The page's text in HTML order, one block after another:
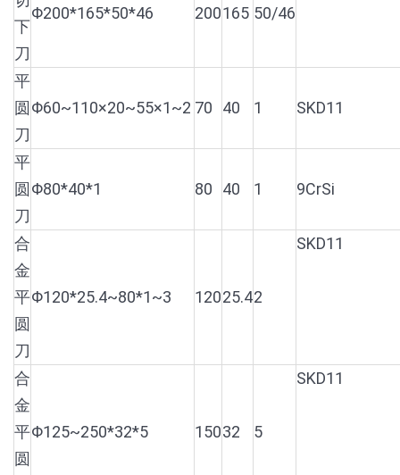
下
刀
Φ200*165*50*46 200165 50/46
平
圆
刀
Φ60~110×20~55×1~2 70 40 1 SKD11
平
圆
刀
Φ80*40*1 80 40 1 9CrSi
合
金
平
圆
刀
Φ120*25.4~80*1~3 12025.42
SKD11
合
金
平
圆
Φ125~250*32*5 15032 5
SKD11